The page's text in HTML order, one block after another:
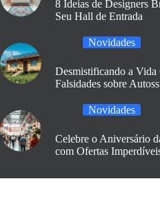
8 Ideias de Designers
Seu Hall de Entrada
Novidades
Desmistificando a
Falsidades sobre
Novidades
Celebre o Aniversário
com Ofertas